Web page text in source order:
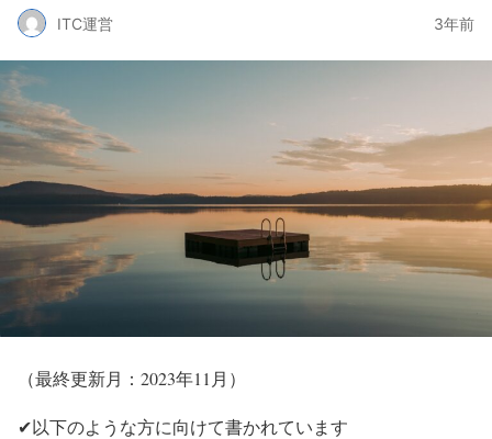
ITC運営 3年前
（最終更新月：2023年11月）
✔以下のような方に向けて書かれています